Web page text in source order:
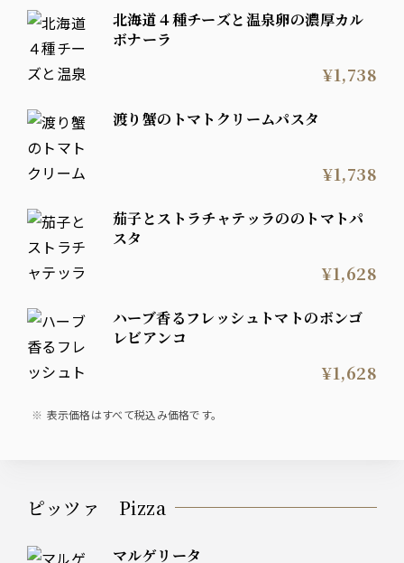
北海道４種チーズと温泉卵の濃厚カル
ボナーラ
¥1,738
渡り蟹のトマトクリームパスタ
¥1,738
茄子とストラチャテッラののトマトパ
スタ
¥1,628
ハーブ香るフレッシュトマトのボンゴ
レビアンコ
¥1,628
表示価格はすべて税込み価格です。
ピッツァ Pizza
マルゲリータ